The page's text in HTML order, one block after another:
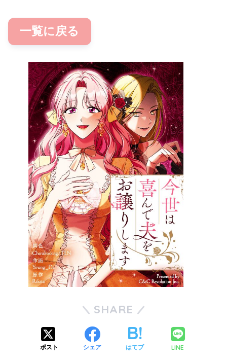
一覧に戻る
SHARE
ポスト シェア はてブ LINE